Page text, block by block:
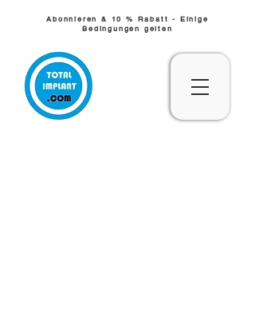
Abonnieren & 10 % Rabatt - Einige
Bedingungen gelten